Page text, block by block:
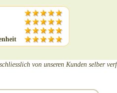
von unseren Kunden selber